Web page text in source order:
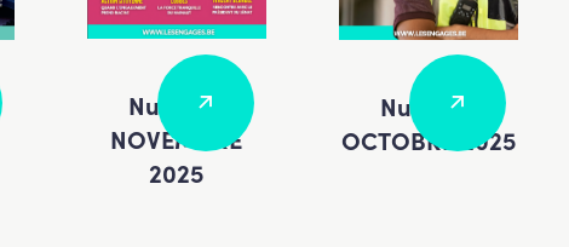
Nuances
NOVEMBRE
2025
Nuances
OCTOBRE 2025